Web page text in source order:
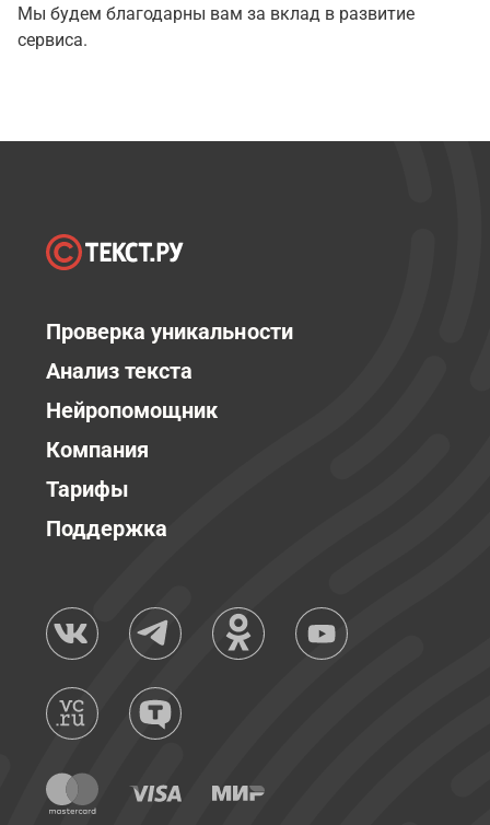
Мы будем благодарны вам за вклад в развитие
сервиса.
Проверка уникальности
Анализ текста
Нейропомощник
Компания
Тарифы
Поддержка